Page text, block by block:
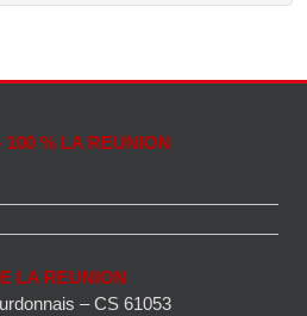
% LA REUNION
LA REUNION
– CS 61053